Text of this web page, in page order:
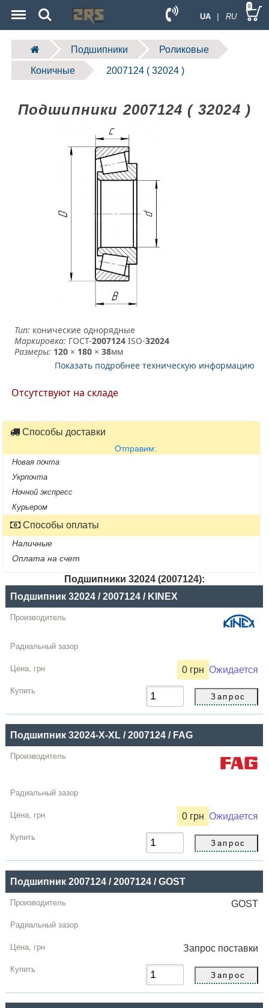
UA | RU
Search 0
Подшипники Роликовые
Коничные 2007124 ( 32024 )
Подшипники 2007124 ( 32024 )
Тип: конические однорядные
Маркировка: ГОСТ-2007124 ­ ISO-32024
Размеры: 120 × 180 ×38мм
Показать подробнее техническую информацию
Отсутствуют на складе
Способы доставки
Отправим:
Новая почта
Укрпочта
Ночной экспресс
Курьером
Способы оплаты
Наличные
Оплата на счет
Подшипники 32024 (2007124):
Название
Производитель
Радиальный
зазор
Цена,
грн
Подшипник 32024 / 2007124 / KINEX
0 грн Ожидается
Подшипник 32024-X-XL / 2007124 / FAG
0 грн Ожидается
Подшипник 2007124 / 2007124 / GOST
GOST
Запрос поставки